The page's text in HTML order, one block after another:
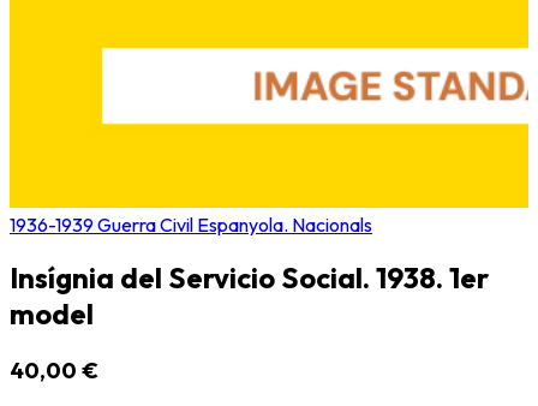
1936-1939 Guerra Civil Espanyola. Nacionals
Insígnia del Servicio Social. 1938. 1er
model
40,00 €